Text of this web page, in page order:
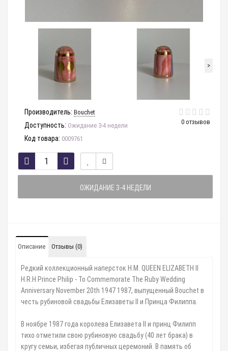
>
0 отзывов
Производитель: Bouchet
Доступность: Ожидание 3-4 недели
Код товара: 0009761
ОЖИДАНИЕ 3-4 НЕДЕЛИ
Описание Отзывы (0)
Редкий коллекционный наперсток H.M. QUEEN ELIZABETH II
H.R.H Prince Philip - To Commemorate The Ruby Wedding
Anniversary November 20th 1947 1987, выпущенный Bouchet в
честь рубиновой свадьбы Елизаветы II и Принца Филиппа.
В ноябре 1987 года королева Елизавета II и принц Филипп
тихо отметили свою рубиновую свадьбу (40 лет брака) в
кругу семьи, избегая публичных церемоний. В память об